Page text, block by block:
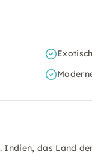
das Land